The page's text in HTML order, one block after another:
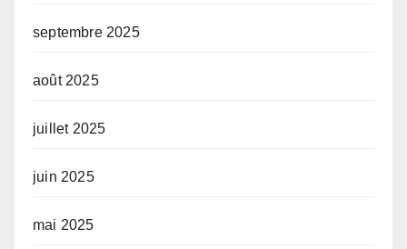
septembre 2025
août 2025
juillet 2025
juin 2025
mai 2025